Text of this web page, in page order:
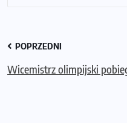
POPRZEDNI
Wicemistrz olimpijski